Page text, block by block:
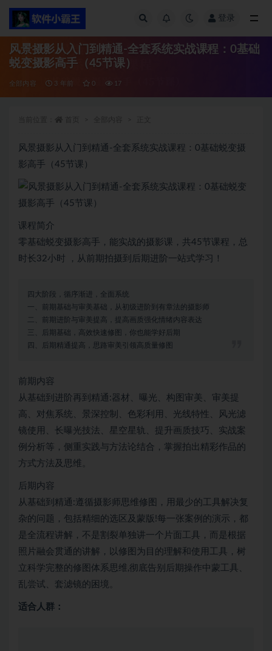
登录
风景摄影从入门到精通-全套系统实战课程：0基础
蜕变摄影高手（45节课）
全部内容 3 年前 0 17
风景摄影从入门到精通-全套系统实战课程：0基础蜕变摄
影高手（45节课）
课程简介
零基础蜕变摄影高手，能实战的摄影课，共45节课程，总
时长32小时 ，从前期拍摄到后期进阶一站式学习！
四大阶段，循序渐进，全面系统
一、前期基础与审美基础，从初级进阶到有章法的摄影师
二、前期进阶与审美提高，提高画质强化情绪内容表达
三、后期基础，高效快速修图，你也能学好后期
四、后期精通提高，思路审美引领高质量修图
前期内容
从基础到进阶再到精通:器材、曝光、构图审美、审美提
高、对焦系统、景深控制、色彩利用、光线特性、风光滤
镜使用、长曝光技法、星空星轨、提升画质技巧、实战案
例分析等，侧重实践与方法论结合，掌握拍出精彩作品的
方式方法及思维。
后期内容
从基础到精通:遵循摄影师思维修图，用最少的工具解决复
杂的问题，包括精细的选区及蒙版!每一张案例的演示，都
是全流程讲解，不是割裂单独讲一个片面工具，而是根据
照片融会贯通的讲解，以修图为目的理解和使用工具，树
立科学完整的修图体系思维,彻底告别后期操作中蒙工具、
乱尝试、套滤镜的困境。
适合人群：